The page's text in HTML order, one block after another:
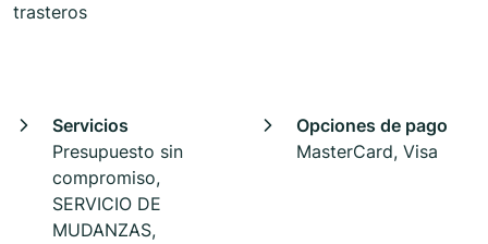
trasteros
Servicios
Presupuesto sin
compromiso,
SERVICIO DE
MUDANZAS,
Opciones de pago
MasterCard, Visa